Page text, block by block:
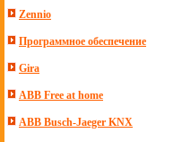
Zennio
Программное обеспечение
Gira
ABB Free at home
ABB Busch-Jaeger KNX